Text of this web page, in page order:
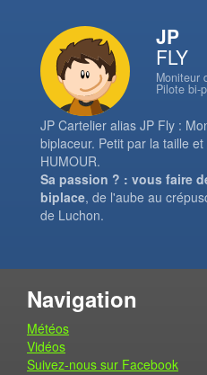
JP
FLY
Moniteur
Pilote bi-
JP Cartelier alias JP Fly :
biplaceur. Petit par la taille et
HUMOUR.
Sa passion ? : vous faire
biplace, de l'aube au
de Luchon.
Navigation
Météos
Vidéos
Suivez-nous sur Facebook